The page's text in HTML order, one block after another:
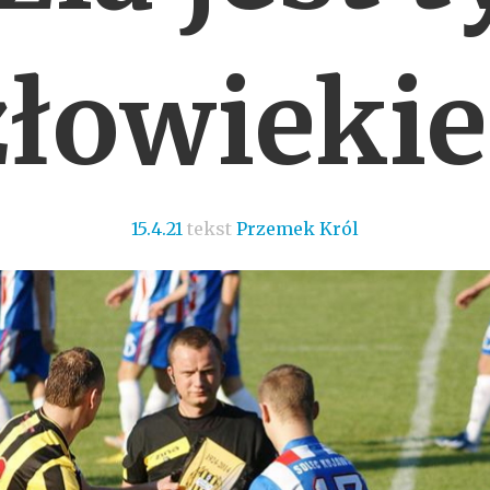
15.4.21 tekst Przemek Król